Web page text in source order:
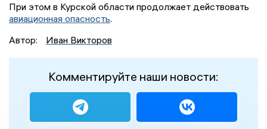
При этом в Курской области продолжает действовать
авиационная опасность.
Автор:
Иван Викторов
Комментируйте наши новости: